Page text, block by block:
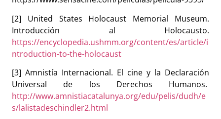
[2] United States Holocaust Memorial Museum.
Introducción al Holocausto.
https://encyclopedia.ushmm.org/content/es/article/i
ntroduction-to-the-holocaust
[3] Amnistía Internacional. El cine y la Declaración
Universal de los Derechos Humanos.
http://www.amnistiacatalunya.org/edu/pelis/dudh/e
s/lalistadeschindler2.html